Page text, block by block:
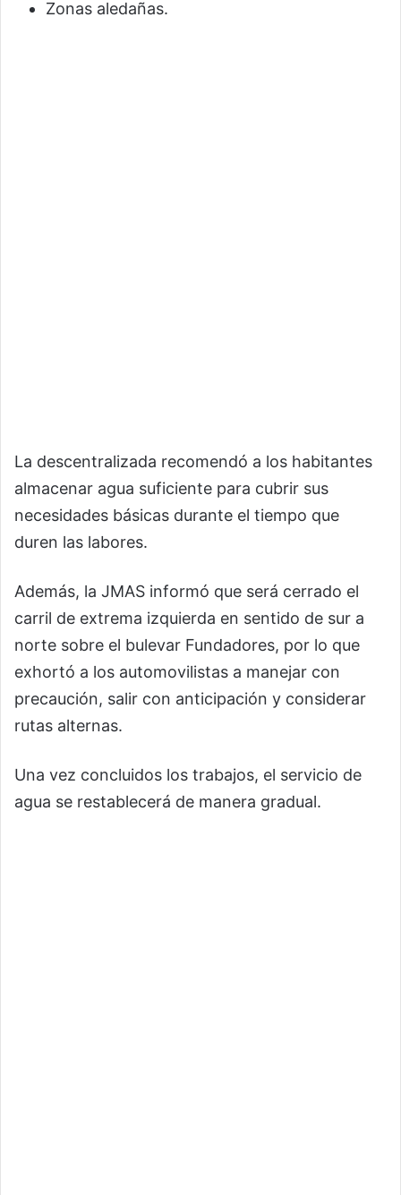
Zonas aledañas.
La descentralizada recomendó a los habitantes
almacenar agua suficiente para cubrir sus
necesidades básicas durante el tiempo que
duren las labores.
Además, la JMAS informó que será cerrado el
carril de extrema izquierda en sentido de sur a
norte sobre el bulevar Fundadores, por lo que
exhortó a los automovilistas a manejar con
precaución, salir con anticipación y considerar
rutas alternas.
Una vez concluidos los trabajos, el servicio de
agua se restablecerá de manera gradual.